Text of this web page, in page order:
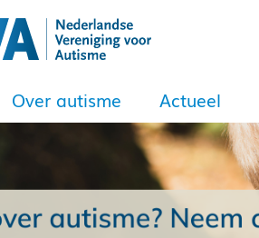
Over autisme Actueel